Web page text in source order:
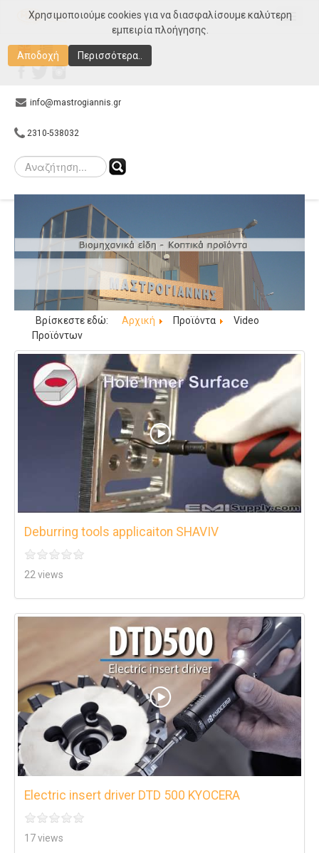
Χρησιμοποιούμε cookies για να διασφαλίσουμε καλύτερη
εμπειρία πλοήγησης.
Αποδοχή Περισσότερα..
MENU
Αρχική
Προϊόντα
Νέα Προϊόντα
Video Προϊόντων
Συνεργάτες
Επικοινωνία
info@mastrogiannis.gr
2310-538032
Βρίσκεστε εδώ: Αρχική Προϊόντα
Video
Προϊόντων
Deburring tools applicaiton SHAVIV
22 views
Electric insert driver DTD 500 KYOCERA
17 views